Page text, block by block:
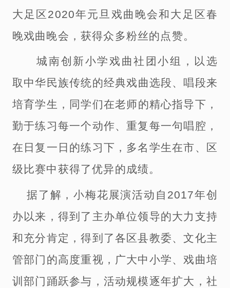
大足区2020年元旦戏曲晚会和大足区春
晚戏曲晚会 ，获得众多粉丝的点赞。
城南创新小学戏曲社团小组 ， 以选
取中华民族传统的经典戏曲选段、唱段来
培育学生，同学们在老师的精心指导下，
勤于练习每一个动作、重复每一句唱腔，
在日复一日的练习下，多名学生在市、区
级比赛中获得了优异的成绩。
据了解，小梅花展演活动自 2017年创
办以来，得到了主办单位领导的大力支持
和充分肯定，得到了各区县教委、文化主
管部门的高度重视，广大中小学、戏曲培
训部门踊跃参与，活动规模逐年扩大，社